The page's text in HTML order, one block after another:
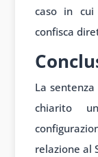
caso in cui
confisca
La
chiarito
relazione al